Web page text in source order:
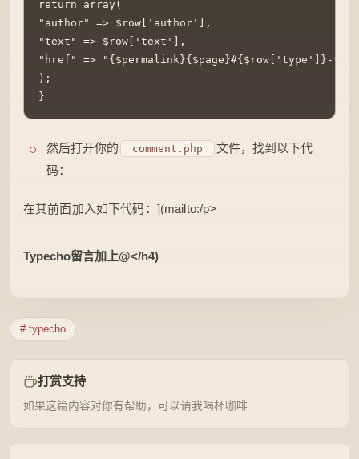
return array(
"author" => $row['author'],
"text" => $row['text'],
"href" => "{$permalink}{$page}#{$row['type']}-
);
}
然后打开你的 comment.php
文件，找到以下代
码：
在其前面加入如下代码：](mailto:/p>
Typecho留言加上@</h4)
# typecho
打赏支持
如果这篇内容对你有帮助，可以请我喝杯咖啡